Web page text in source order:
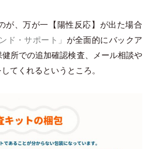
が、万が一【陽性反応】が出た場合
ド ・サポート 」 が全面的にバックア
所での追加確認検査、メール相談や
てくれるというところ。